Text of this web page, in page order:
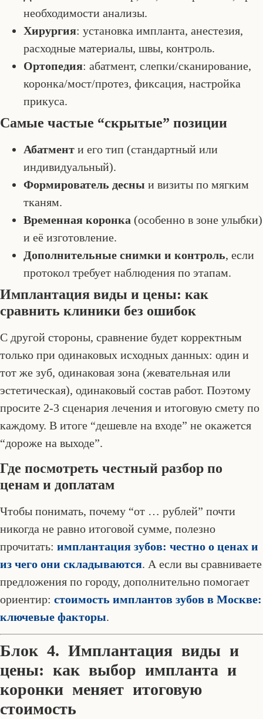
необходимости анализы.
Хирургия: установка импланта, анестезия,
расходные материалы, швы, контроль.
Ортопедия: абатмент, слепки/сканирование,
коронка/мост/протез, фиксация, настройка
прикуса.
Самые частые “скрытые” позиции
Абатмент и его тип (стандартный или
индивидуальный).
Формирователь десны и визиты по мягким
тканям.
Временная коронка (особенно в зоне улыбки)
и её изготовление.
Дополнительные снимки и контроль, если
протокол требует наблюдения по этапам.
Имплантация виды и цены: как
сравнить клиники без ошибок
С другой стороны, сравнение будет корректным
только при одинаковых исходных данных: один и
тот же зуб, одинаковая зона (жевательная или
эстетическая), одинаковый состав работ. Поэтому
просите 2-3 сценария лечения и итоговую смету по
каждому. В итоге “дешевле на входе” не окажется
“дороже на выходе”.
Где посмотреть честный разбор по
ценам и доплатам
Чтобы понимать, почему “от … рублей” почти
никогда не равно итоговой сумме, полезно
прочитать: имплантация зубов: честно о ценах и
из чего они складываются. А если вы сравниваете
предложения по городу, дополнительно помогает
ориентир: стоимость имплантов зубов в Москве:
ключевые факторы.
Блок 4. Имплантация виды и
цены: как выбор импланта и
коронки меняет итоговую
стоимость